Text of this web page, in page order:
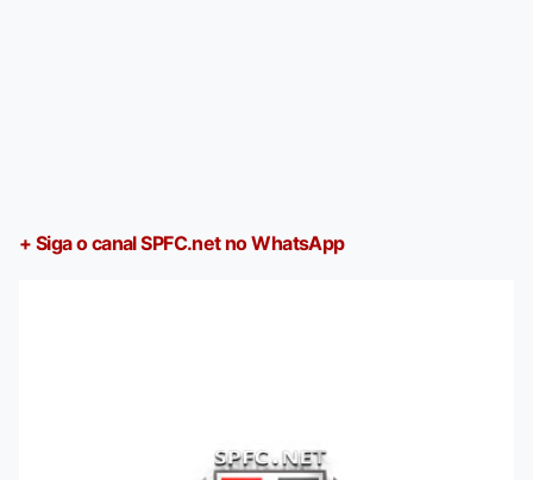
+ Siga o canal SPFC.net no WhatsApp